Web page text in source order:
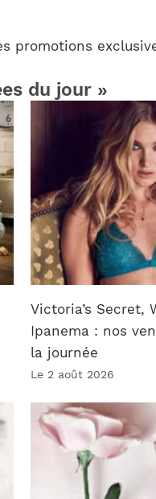
promotions
du jour »
Victoria’s Secret,
Ipanema : nos
la journée
Le 2 août 2026